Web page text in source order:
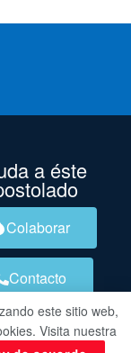
a éste
Colaborar
Contacto
este sitio web,
Visita nuestra